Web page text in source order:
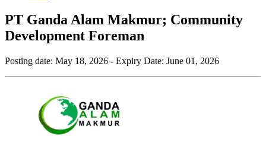
PT Ganda Alam Makmur; Community
Development Foreman
Posting date: May 18, 2026 - Expiry Date: June 01, 2026